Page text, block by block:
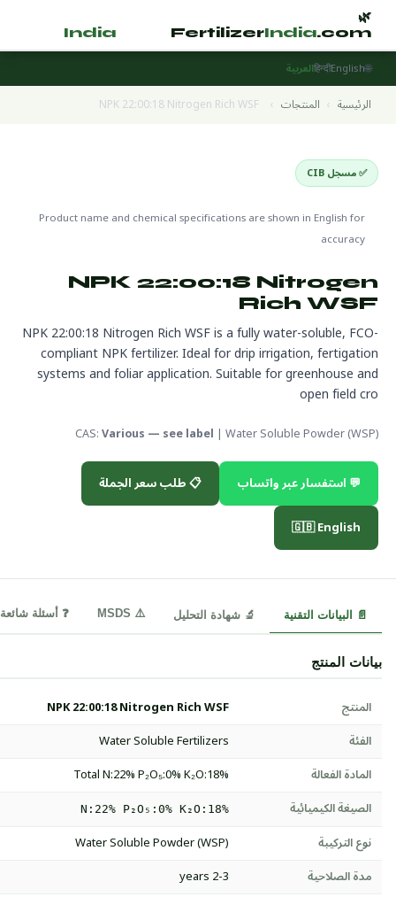
🌿
FertilizerIndia.com
India
🌐
English
हिन्दीالعربية
الرئيسية › المنتجات ›
NPK 22:00:18 Nitrogen Rich WSF
✅ مسجل CIB
Product name and chemical specifications are shown in English for
accuracy
NPK 22:00:18 Nitrogen
Rich WSF
NPK 22:00:18 Nitrogen Rich WSF is a fully water-soluble, FCO-
compliant NPK fertilizer. Ideal for drip irrigation, fertigation
systems and foliar application. Suitable for greenhouse and
open field cro
CAS:Various — see label | Water Soluble Powder (WSP)
💬 استفسار عبر واتساب
📋 طلب سعر الجملة
🇬🇧 English
📄 البيانات التقنية 🔬 شهادة التحليل ⚠️ MSDS ❓ أسئلة شائعة
بيانات المنتج
المنتج
NPK 22:00:18 Nitrogen Rich WSF
الفئة
Water Soluble Fertilizers
المادة الفعالة
Total N:22% P₂O₅:0% K₂O:18%
الصيغة الكيميائية
N:22% P₂O₅:0% K₂O:18%
نوع التركيبة
Water Soluble Powder (WSP)
مدة الصلاحية
2-3 years